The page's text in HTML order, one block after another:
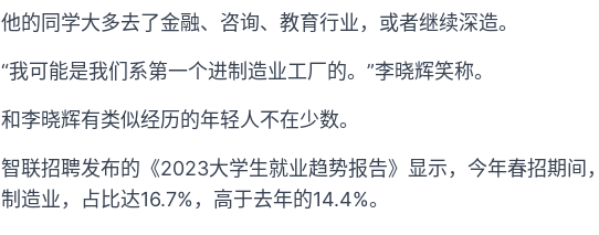
他的同学大多去了金融、咨询、教育行业，或者继续深造。
“我可能是我们系第一个进制造业工厂的。”李晓辉笑称。
和李晓辉有类似经历的年轻人不在少数。
智联招聘发布的《2023大学生就业趋势报告》显示，今年春招期间
制造业，占比达16.7%，高于去年的14.4%。